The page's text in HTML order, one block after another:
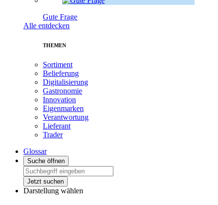
Gute Frage
Alle entdecken
THEMEN
Sortiment
Belieferung
Digitalisierung
Gastronomie
Innovation
Eigenmarken
Verantwortung
Lieferant
Trader
Glossar
Suche öffnen
Jetzt suchen
Darstellung wählen